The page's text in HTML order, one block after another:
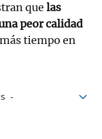
que las
peor calidad
tiempo en